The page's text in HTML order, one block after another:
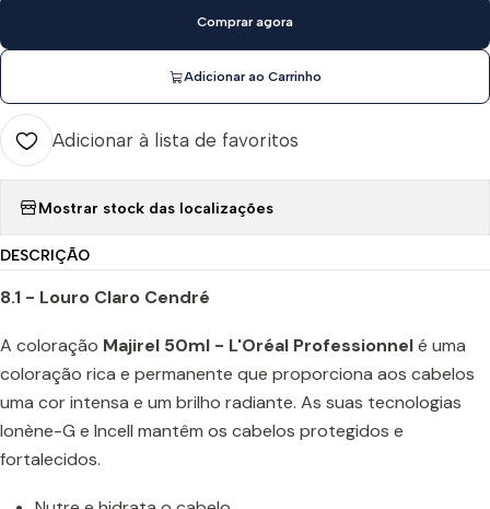
Adicionar ao Carrinho
Comprar agora
Adicionar à lista de favoritos
Mostrar stock das localizações
DESCRIÇÃO
8.1 - Louro Claro Cendré
A coloração Majirel 50ml - L'Oréal Professionnelé uma
coloração rica e permanente que proporciona aos cabelos
uma cor intensa e um brilho radiante. As suas tecnologias
Ionène-G e Incell mantêm os cabelos protegidos e
fortalecidos.